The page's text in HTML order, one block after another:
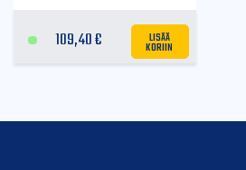
109,40€ LISÄÄ
KORIIN